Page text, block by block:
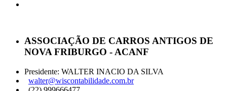
ASSOCIAÇÃO DE CARROS ANTIGOS DE
NOVA FRIBURGO - ACANF
Presidente: WALTER INACIO DA SILVA
walter@wiscontabilidade.com.br